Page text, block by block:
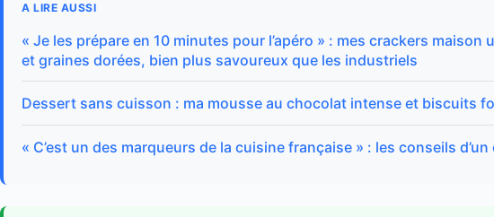
A LIRE AUSSI
« Je les prépare en 10 minutes pour l’apéro » : mes crackers
et graines dorées, bien plus savoureux que les industriels
Dessert sans cuisson : ma mousse au chocolat intense et biscuits
« C’est un des marqueurs de la cuisine française » : les conseils